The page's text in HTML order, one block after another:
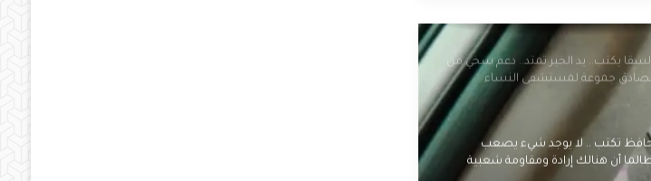
يكتب.. يد الخير تمتد.. دعم سخي من
جموعة لمستشفى النساء
بالمناقل
تكتب .. لا يوجد شيء يصعب
أن هنالك إرادة ومقاومة شعبية